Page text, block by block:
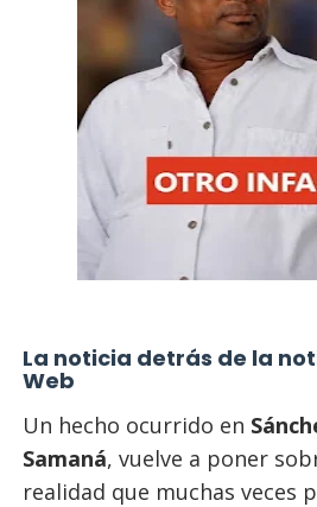
La noticia detrás de la
Web
Un hecho ocurrido en
Samaná, vuelve a poner
realidad que muchas veces